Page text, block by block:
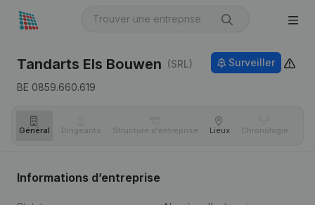
Tandarts Els Bouwen (SRL)
BE 0859.660.619
Surveiller
Général Dirigeants Structure d'entreprise Lieux Chronologie
Informations d’entreprise